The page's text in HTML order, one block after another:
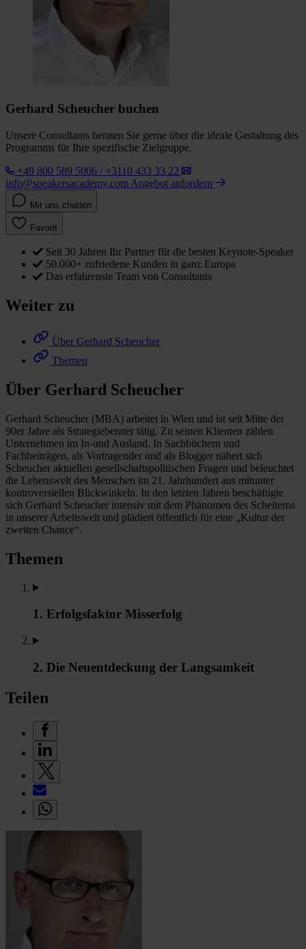
Gerhard Scheucher buchen
Unsere Consultants beraten Sie gerne über die ideale Gestaltung des
Programms für Ihre spezifische Zielgruppe.
+49 800 589 5006 / +3110 433 33 22
info@speakersacademy.com Angebot anfordern
Mit uns chatten
Favorit
Seit 30 Jahren Ihr Partner für die besten Keynote-Speaker
50.000+ zufriedene Kunden in ganz Europa
Das erfahrenste Team von Consultants
Weiter zu
Über Gerhard Scheucher
Themen
Über Gerhard Scheucher
Gerhard Scheucher (MBA) arbeitet in Wien und ist seit Mitte der
90er Jahre als Strategieberater tätig. Zu seinen Klienten zählen
Unternehmen im In-und Ausland. In Sachbüchern und
Fachbeiträgen, als Vortragender und als Blogger nähert sich
Scheucher aktuellen gesellschaftspolitischen Fragen und beleuchtet
die Lebenswelt des Menschen im 21. Jahrhundert aus mitunter
kontroversiellen Blickwinkeln. In den letzten Jahren beschäftigte
sich Gerhard Scheucher intensiv mit dem Phänomen des Scheiterns
in unserer Arbeitswelt und plädiert öffentlich für eine „Kultur der
zweiten Chance“.
Themen
1. Erfolgsfaktor Misserfolg
2. Die Neuentdeckung der Langsamkeit
Teilen